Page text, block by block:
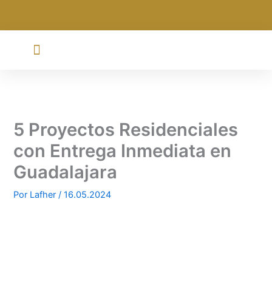
5 Proyectos Residenciales
con Entrega Inmediata en
Guadalajara
Por Lafher/16.05.2024